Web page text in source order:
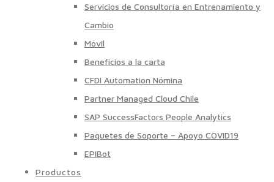
Servicios de Consultoría en Entrenamiento y
Cambio
Móvil
Beneficios a la carta
CFDI Automation Nómina
Partner Managed Cloud Chile
SAP SuccessFactors People Analytics
Paquetes de Soporte – Apoyo COVID19
EPIBot
Productos